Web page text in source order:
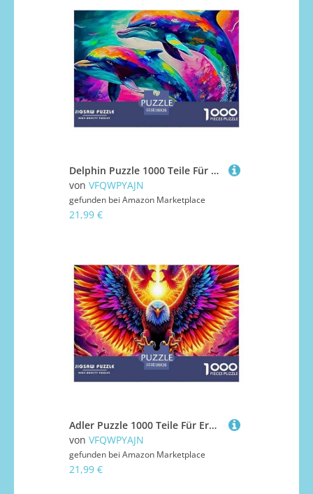
Delphin Puzzle 1000 Teile Für Erwachsene Kinder Clevere Rätsel Impossible Game 38x26cm/1000pcs
von VFQWPYAJN
gefunden bei Amazon Marketplace
21,99 €
Adler Puzzle 1000 Teile Für Erwachsene Kinder Mit Gemütliche Studie-Motiv Für Pädagogisches Spiel 38x26cm/1000pcs
von VFQWPYAJN
gefunden bei Amazon Marketplace
21,99 €